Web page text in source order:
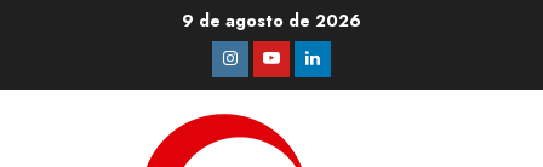
9 de agosto de 2026
Instagram
YoutubeLinkedin